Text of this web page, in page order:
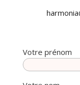
Votre prénom